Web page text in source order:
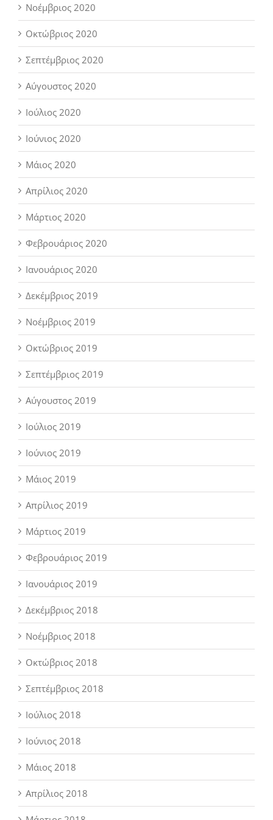
Νοέμβριος 2020
Οκτώβριος 2020
Σεπτέμβριος 2020
Αύγουστος 2020
Ιούλιος 2020
Ιούνιος 2020
Μάιος 2020
Απρίλιος 2020
Μάρτιος 2020
Φεβρουάριος 2020
Ιανουάριος 2020
Δεκέμβριος 2019
Νοέμβριος 2019
Οκτώβριος 2019
Σεπτέμβριος 2019
Αύγουστος 2019
Ιούλιος 2019
Ιούνιος 2019
Μάιος 2019
Απρίλιος 2019
Μάρτιος 2019
Φεβρουάριος 2019
Ιανουάριος 2019
Δεκέμβριος 2018
Νοέμβριος 2018
Οκτώβριος 2018
Σεπτέμβριος 2018
Ιούλιος 2018
Ιούνιος 2018
Μάιος 2018
Απρίλιος 2018